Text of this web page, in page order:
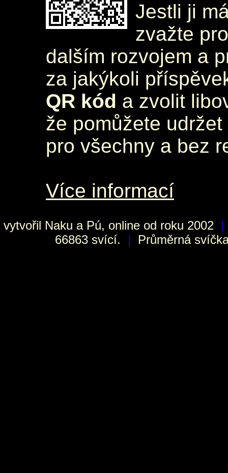
Jestli ji
zvažte
dalším rozvojem a
za jakýkoli
QR kód a zvolit
že pomůžete
pro všechny a bez
Více informací
vytvořil Naku a Pú, online od roku 2002 |
66863 svící.
| Průměrná